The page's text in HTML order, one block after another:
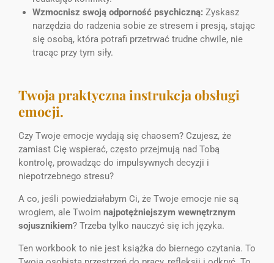
Wzmocnisz swoją odporność psychiczną:Zyskasz
narzędzia do radzenia sobie ze stresem i presją, stając
się osobą, która potrafi przetrwać trudne chwile, nie
tracąc przy tym siły.
Twoja praktyczna instrukcja obsługi
emocji.
Czy Twoje emocje wydają się chaosem? Czujesz, że
zamiast Cię wspierać, często przejmują nad Tobą
kontrolę, prowadząc do impulsywnych decyzji i
niepotrzebnego stresu?
A co, jeśli powiedziałabym Ci, że Twoje emocje nie są
wrogiem, ale Twoim najpotężniejszym wewnętrznym
sojusznikiem? Trzeba tylko nauczyć się ich języka.
Ten workbook to nie jest książka do biernego czytania. To